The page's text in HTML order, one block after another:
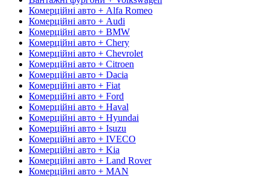
Комерційні авто + Alfa Romeo
Комерційні авто + Audi
Комерційні авто + BMW
Комерційні авто + Chery
Комерційні авто + Chevrolet
Комерційні авто + Citroen
Комерційні авто + Dacia
Комерційні авто + Fiat
Комерційні авто + Ford
Комерційні авто + Haval
Комерційні авто + Hyundai
Комерційні авто + Isuzu
Комерційні авто + IVECO
Комерційні авто + Kia
Комерційні авто + Land Rover
Комерційні авто + MAN